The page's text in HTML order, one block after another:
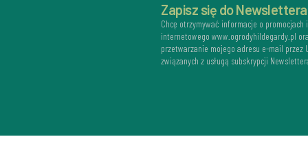
Zapisz się do Newslettera
Chcę otrzymywać informacje o promocjach
internetowego www.ogrodyhildegardy.pl
przetwarzanie mojego adresu e-mail przez
związanych z usługą subskrypcji